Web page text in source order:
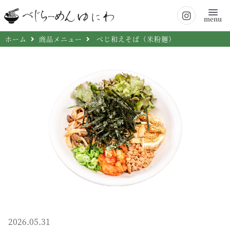
menu
ホーム 商品メニュー べじ和えそば（米粉麺）
2026.05.31